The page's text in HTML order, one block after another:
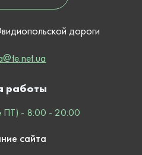
дороги
работы
ПТ) - 8:00 - 20:00
сайта